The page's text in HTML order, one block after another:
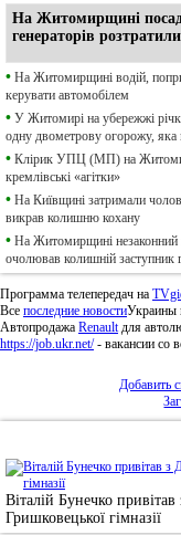
На Житомирщині
генераторів
• На Житомирщині водій,
керувати автомобілем
• У Житомирі на убережжі
одну двометрову огорожу, яка
• Клірик УПЦ (МП) на
кремлівські «агітки»
• На Київщині затримали
викрав колишню кохану
• На Житомирщині незаконний
очолював колишній
Программа телепередач на
Все последние новостиУкраины
Автопродажа Renaultдля
https://job.ukr.net/- вакансии со
Добавить
Віталій Бунечко
Гришковецької гімназії